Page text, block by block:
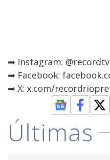
➡ Instagram:
➡ Facebook:
➡ X: x.com/
Últimas